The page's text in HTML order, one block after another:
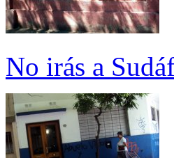
No irás a